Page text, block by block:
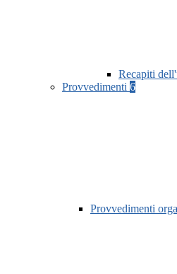
Recapiti
Provvedimenti 6
Provvedimenti